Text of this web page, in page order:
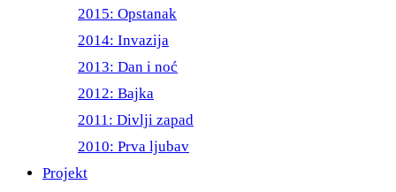
2015: Opstanak
2014: Invazija
2013: Dan i noć
2012: Bajka
2011: Divlji zapad
2010: Prva ljubav
Projekt